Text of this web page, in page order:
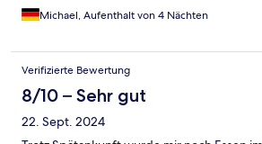
Michael, Aufenthalt von 4 Nächten
Verifizierte Bewertung
8/10 – Sehr gut
22. Sept. 2024